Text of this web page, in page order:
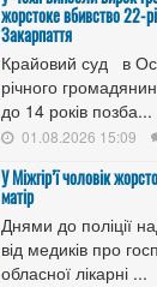
жорстоке вбивство 22-
Закарпаття
Крайовий суд в
річного
до 14 років позба...
01.08.2026 15:09
У Міжгір’ї чоловік
матір
Днями до поліції
від медиків про
обласної лікарні ...